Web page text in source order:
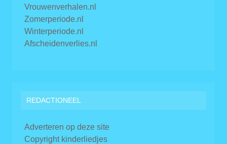
Vrouwenverhalen.nl
Zomerperiode.nl
Winterperiode.nl
Afscheidenverlies.nl
REDACTIONEEL
Adverteren op deze site
Copyright kinderliedjes